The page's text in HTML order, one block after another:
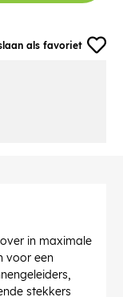
als favoriet
in maximale
voor een
stekkers